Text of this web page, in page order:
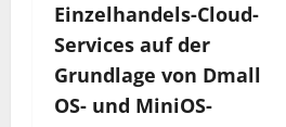
Einzelhandels-Cloud-
Services auf der
Grundlage von Dmall
OS- und MiniOS-